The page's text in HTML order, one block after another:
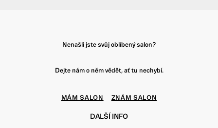
Nenašli jste svůj oblíbený salon?
Dejte nám o něm vědět, ať tu nechybí.
MÁM SALON ZNÁM SALON
DALŠÍ INFO